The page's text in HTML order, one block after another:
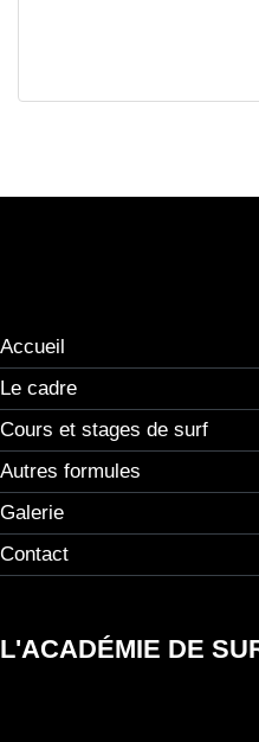
Accueil
Le cadre
Cours et stages de surf
Autres formules
Galerie
Contact
L'ACADÉMIE DE